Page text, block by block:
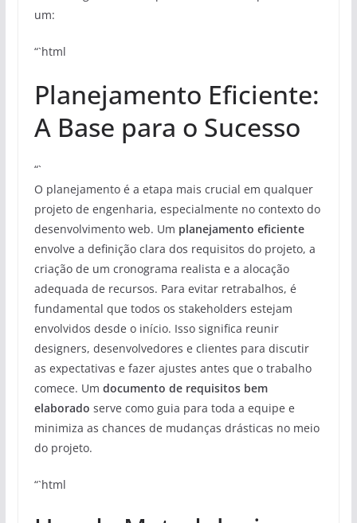
um:
“`html
Planejamento Eficiente:
A Base para o Sucesso
“`
O planejamento é a etapa mais crucial em qualquer
projeto de engenharia, especialmente no contexto do
desenvolvimento web. Um planejamento eficiente
envolve a definição clara dos requisitos do projeto, a
criação de um cronograma realista e a alocação
adequada de recursos. Para evitar retrabalhos, é
fundamental que todos os stakeholders estejam
envolvidos desde o início. Isso significa reunir
designers, desenvolvedores e clientes para discutir
as expectativas e fazer ajustes antes que o trabalho
comece. Um documento de requisitos bem
elaborado serve como guia para toda a equipe e
minimiza as chances de mudanças drásticas no meio
do projeto.
“`html